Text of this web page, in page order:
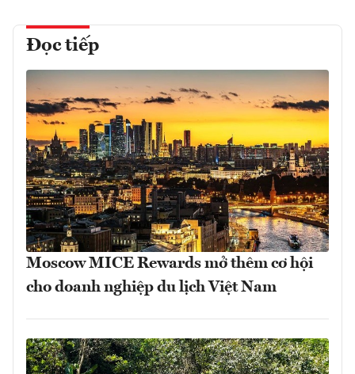
Đọc tiếp
Moscow MICE Rewards mở thêm cơ hội
cho doanh nghiệp du lịch Việt Nam